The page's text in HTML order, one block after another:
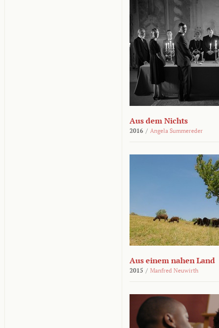
Aus dem Nichts
2016 / Angela Summereder
Aus einem nahen Land
2015 / Manfred Neuwirth